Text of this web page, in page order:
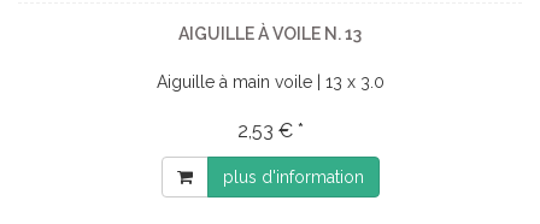
AIGUILLE À VOILE N. 13
Aiguille à main voile | 13 x 3.0
2,53 € *
plus d'information